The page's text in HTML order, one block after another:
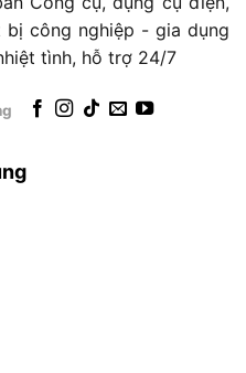
nền tảng uy tín toàn cầu
máy rửa xe
những gì?
có các thông số
1400W, áp lực tối
360 lít/giờ, trọng
bộ lọc nước
công nghiệp - gia dụng
tình, hỗ trợ 24/7